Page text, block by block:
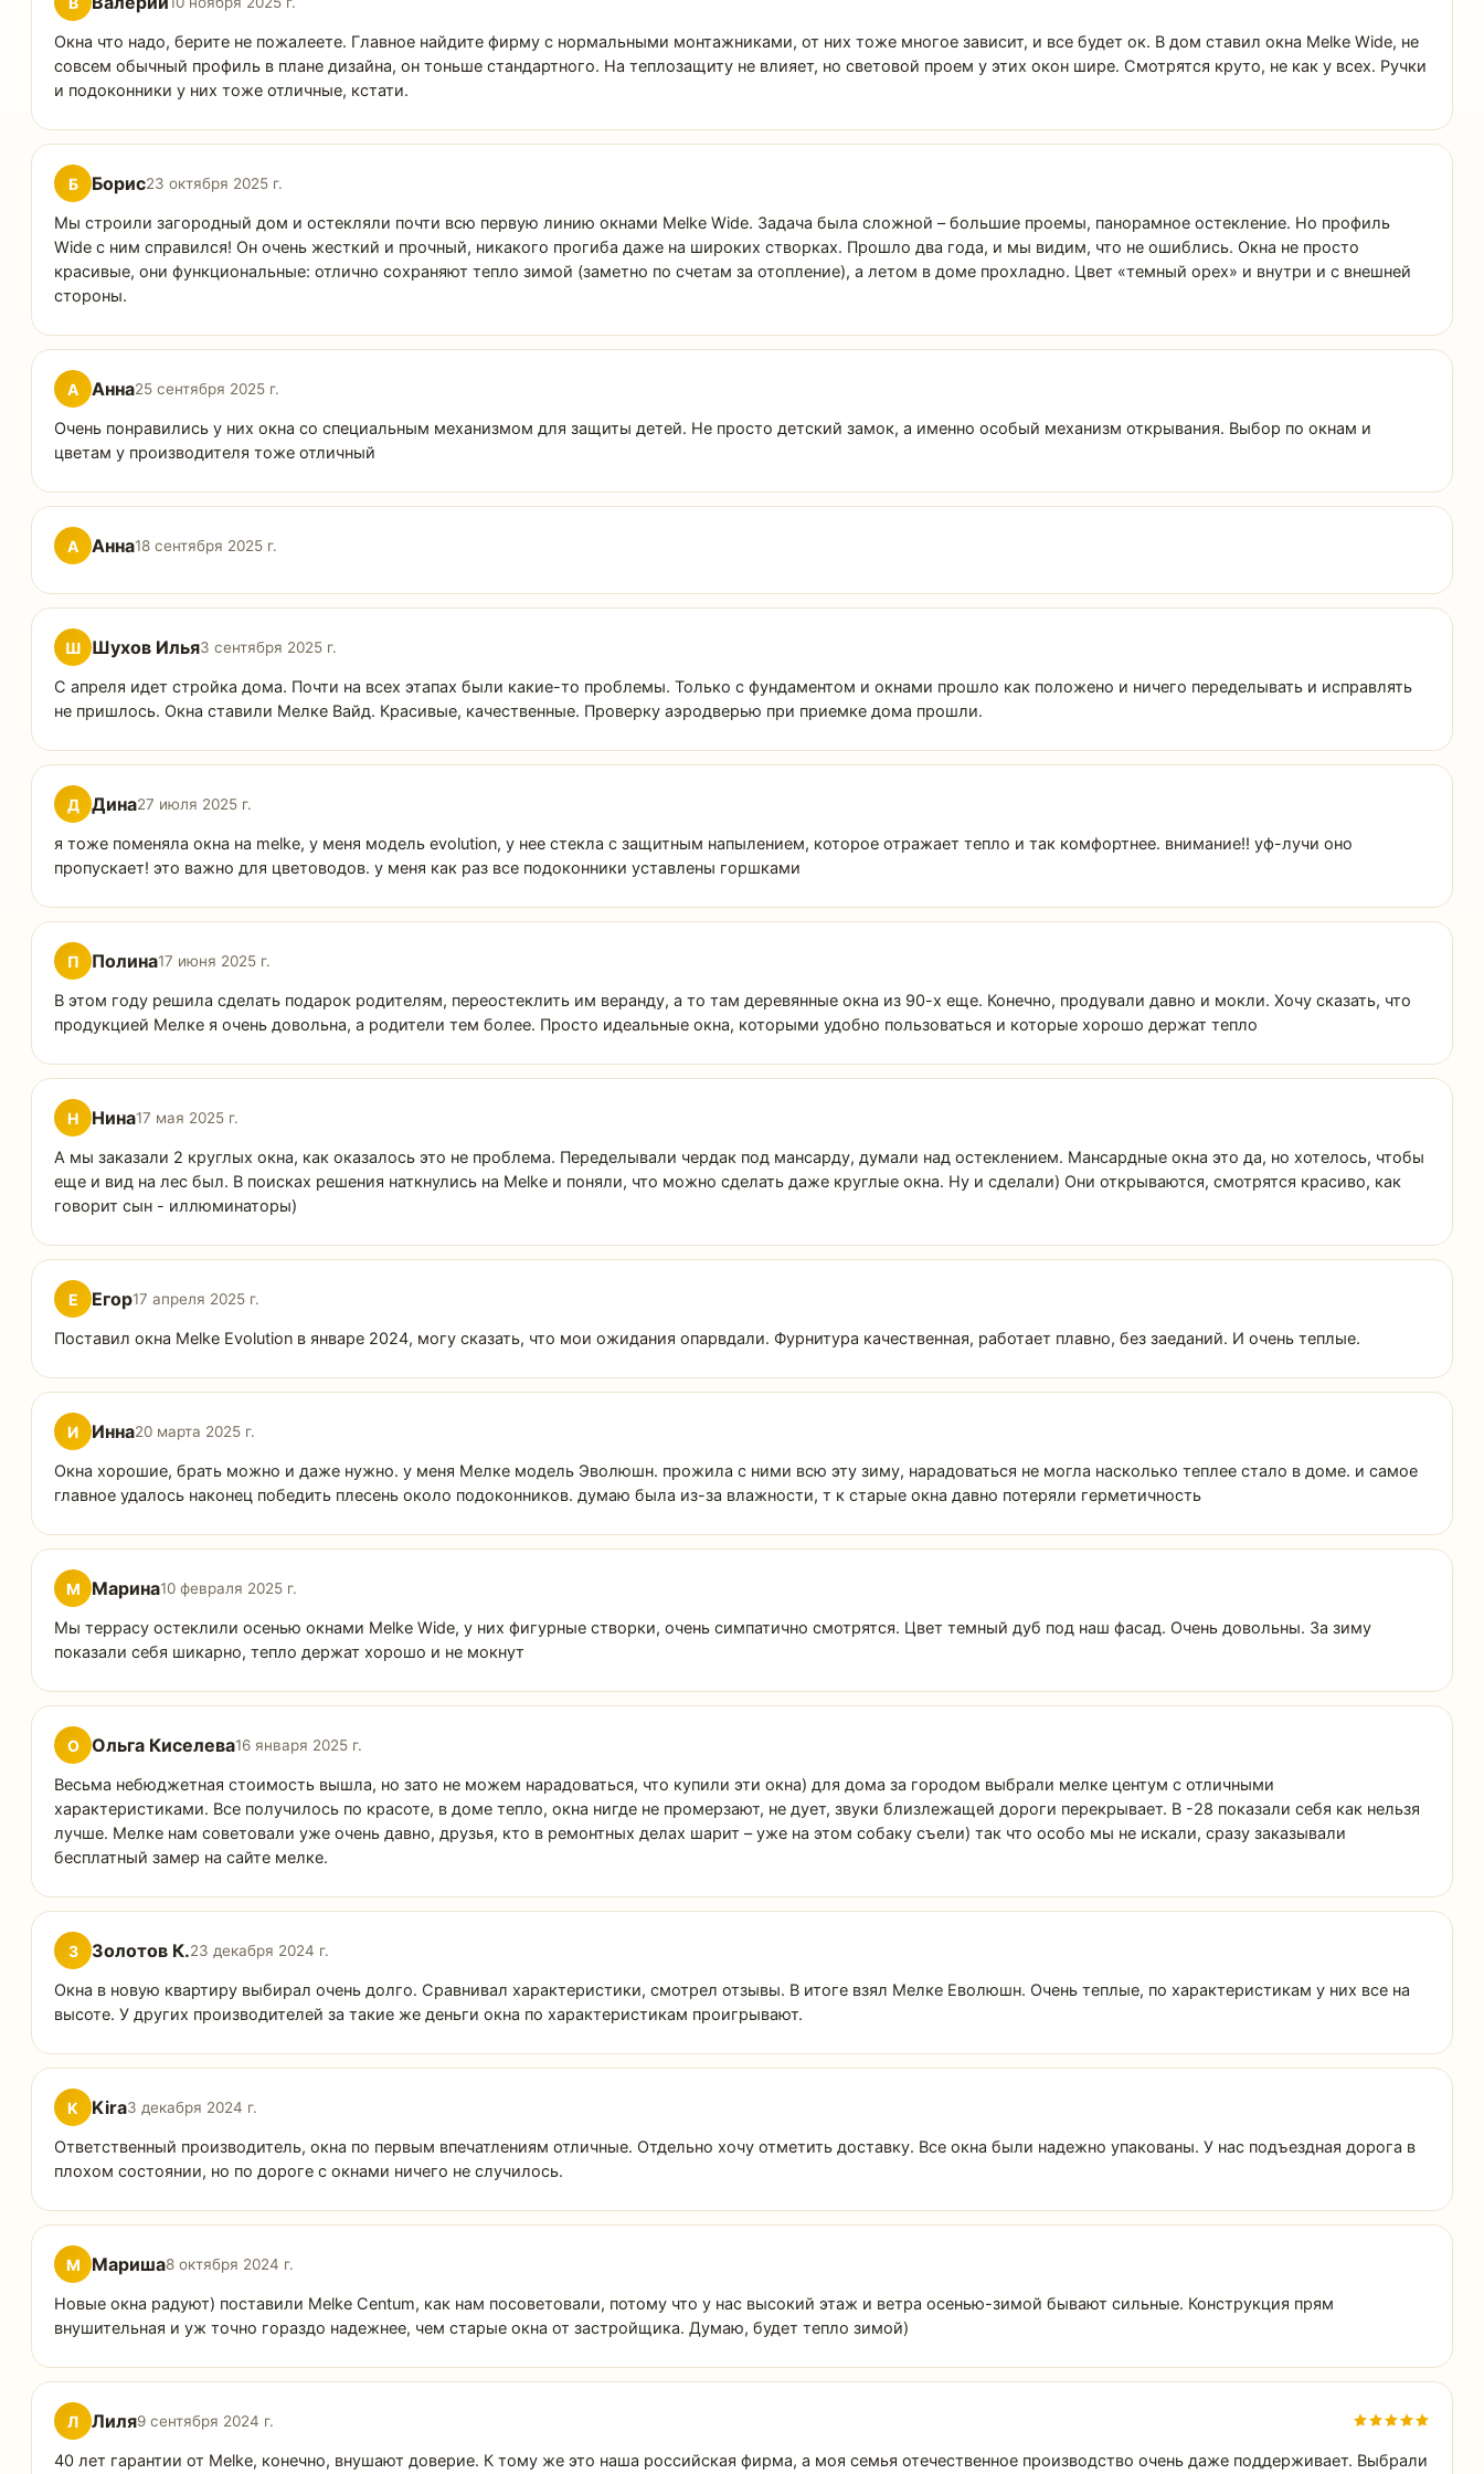
Окна что надо, берите не пожалеете. Главное найдите фирму с нормальными монтажниками, от них тоже многое зависит, и все будет ок. В дом ставил окна Melke Wide, не
совсем обычный профиль в плане дизайна, он тоньше стандартного. На теплозащиту не влияет, но световой проем у этих окон шире. Смотрятся круто, не как у всех. Ручки
и подоконники у них тоже отличные, кстати.
Б Борис23 октября 2025 г.
Мы строили загородный дом и остекляли почти всю первую линию окнами Melke Wide. Задача была сложной – большие проемы, панорамное остекление. Но профиль
Wide с ним справился! Он очень жесткий и прочный, никакого прогиба даже на широких створках. Прошло два года, и мы видим, что не ошиблись. Окна не просто
красивые, они функциональные: отлично сохраняют тепло зимой (заметно по счетам за отопление), а летом в доме прохладно. Цвет «темный орех» и внутри и с внешней
стороны.
А Анна25 сентября 2025 г.
Очень понравились у них окна со специальным механизмом для защиты детей. Не просто детский замок, а именно особый механизм открывания. Выбор по окнам и
цветам у производителя тоже отличный
А Анна18 сентября 2025 г.
Ш Шухов Илья3 сентября 2025 г.
С апреля идет стройка дома. Почти на всех этапах были какие-то проблемы. Только с фундаментом и окнами прошло как положено и ничего переделывать и исправлять
не пришлось. Окна ставили Мелке Вайд. Красивые, качественные. Проверку аэродверью при приемке дома прошли.
Д Дина27 июля 2025 г.
я тоже поменяла окна на melke, у меня модель evolution, у нее стекла с защитным напылением, которое отражает тепло и так комфортнее. внимание!! уф-лучи оно
пропускает! это важно для цветоводов. у меня как раз все подоконники уставлены горшками
П Полина17 июня 2025 г.
В этом году решила сделать подарок родителям, переостеклить им веранду, а то там деревянные окна из 90-х еще. Конечно, продували давно и мокли. Хочу сказать, что
продукцией Мелке я очень довольна, а родители тем более. Просто идеальные окна, которыми удобно пользоваться и которые хорошо держат тепло
Н Нина17 мая 2025 г.
А мы заказали 2 круглых окна, как оказалось это не проблема. Переделывали чердак под мансарду, думали над остеклением. Мансардные окна это да, но хотелось, чтобы
еще и вид на лес был. В поисках решения наткнулись на Melke и поняли, что можно сделать даже круглые окна. Ну и сделали) Они открываются, смотрятся красиво, как
говорит сын - иллюминаторы)
Е Егор17 апреля 2025 г.
Поставил окна Melke Evolution в январе 2024, могу сказать, что мои ожидания опарвдали. Фурнитура качественная, работает плавно, без заеданий. И очень теплые.
И Инна20 марта 2025 г.
Окна хорошие, брать можно и даже нужно. у меня Мелке модель Эволюшн. прожила с ними всю эту зиму, нарадоваться не могла насколько теплее стало в доме. и самое
главное удалось наконец победить плесень около подоконников. думаю была из-за влажности, т к старые окна давно потеряли герметичность
М Марина10 февраля 2025 г.
Мы террасу остеклили осенью окнами Melke Wide, у них фигурные створки, очень симпатично смотрятся. Цвет темный дуб под наш фасад. Очень довольны. За зиму
показали себя шикарно, тепло держат хорошо и не мокнут
О Ольга Киселева16 января 2025 г.
Весьма небюджетная стоимость вышла, но зато не можем нарадоваться, что купили эти окна) для дома за городом выбрали мелке центум с отличными
характеристиками. Все получилось по красоте, в доме тепло, окна нигде не промерзают, не дует, звуки близлежащей дороги перекрывает. В -28 показали себя как нельзя
лучше. Мелке нам советовали уже очень давно, друзья, кто в ремонтных делах шарит – уже на этом собаку съели) так что особо мы не искали, сразу заказывали
бесплатный замер на сайте мелке.
З Золотов К.23 декабря 2024 г.
Окна в новую квартиру выбирал очень долго. Сравнивал характеристики, смотрел отзывы. В итоге взял Мелке Еволюшн. Очень теплые, по характеристикам у них все на
высоте. У других производителей за такие же деньги окна по характеристикам проигрывают.
K Kira3 декабря 2024 г.
Ответственный производитель, окна по первым впечатлениям отличные. Отдельно хочу отметить доставку. Все окна были надежно упакованы. У нас подъездная дорога в
плохом состоянии, но по дороге с окнами ничего не случилось.
М Мариша8 октября 2024 г.
Новые окна радуют) поставили Melke Centum, как нам посоветовали, потому что у нас высокий этаж и ветра осенью-зимой бывают сильные. Конструкция прям
внушительная и уж точно гораздо надежнее, чем старые окна от застройщика. Думаю, будет тепло зимой)
Л Лиля9 сентября 2024 г.
40 лет гарантии от Melke, конечно, внушают доверие. К тому же это наша российская фирма, а моя семья отечественное производство очень даже поддерживает. Выбрали